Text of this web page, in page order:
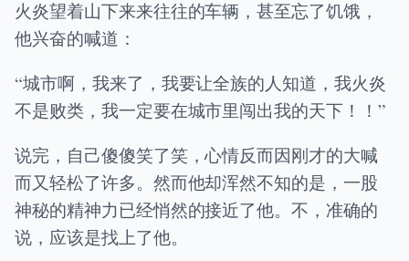
火炎望着山下来来往往的车辆，甚至忘了饥饿，
他兴奋的喊道：
“城市啊，我来了，我要让全族的人知道，我火炎
不是败类，我一定要在城市里闯出我的天下！！”
说完，自己傻傻笑了笑，心情反而因刚才的大喊
而又轻松了许多。然而他却浑然不知的是，一股
神秘的精神力已经悄然的接近了他。不，准确的
说，应该是找上了他。